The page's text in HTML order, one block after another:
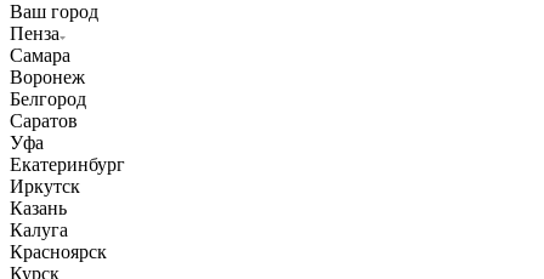
Ваш город
Пенза
Самара
Воронеж
Белгород
Саратов
Уфа
Екатеринбург
Иркутск
Казань
Калуга
Красноярск
Курск